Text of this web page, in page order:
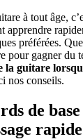
à tout âge,
apprendre
préférées.
pour gagner du
la guitare
nos conseils.
de
rapide